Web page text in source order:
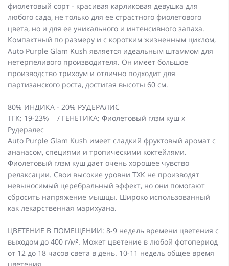
фиолетовый сорт - красивая карликовая девушка для
любого сада, не только для ее страстного фиолетового
цвета, но и для ее уникального и интенсивного запаха.
Компактный по размеру и с коротким жизненным циклом,
Auto Purple Glam Kush является идеальным штаммом для
нетерпеливого производителя. Он имеет большое
производство трихоум и отлично подходит для
партизанского роста, достигая высоты 60 см.
80% ИНДИКА - 20% РУДЕРАЛИС
ТГК: 19-23% / ГЕНЕТИКА: Фиолетовый глэм куш х
Рудералес
Auto Purple Glam Kush имеет сладкий фруктовый аромат с
ананасом, специями и тропическими коктейлями.
Фиолетовый глэм куш дает очень хорошее чувство
релаксации. Свои высокие уровни ТХК не производят
невыносимый церебральный эффект, но они помогают
сбросить напряжение мышцы. Широко использованный
как лекарственная марихуана.
ЦВЕТЕНИЕ В ПОМЕЩЕНИИ: 8-9 недель времени цветения с
выходом до 400 г/м². Может цветение в любой фотопериод
от 12 до 18 часов света в день. 10-11 недель общее время